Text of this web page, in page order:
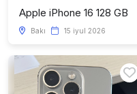
Apple iPhone 16 128 GB
Bakı 15 iyul 2026